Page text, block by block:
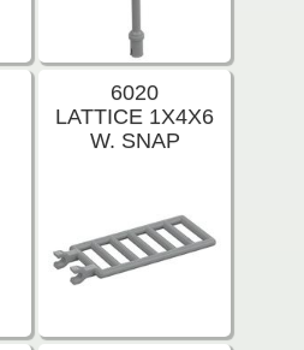
6020
LATTICE 1X4X6
W. SNAP